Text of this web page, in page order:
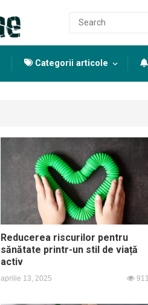
Categorii articole
Reducerea riscurilor pentru
sănătate printr-un stil de viață
activ
aprilie 13, 2025 911